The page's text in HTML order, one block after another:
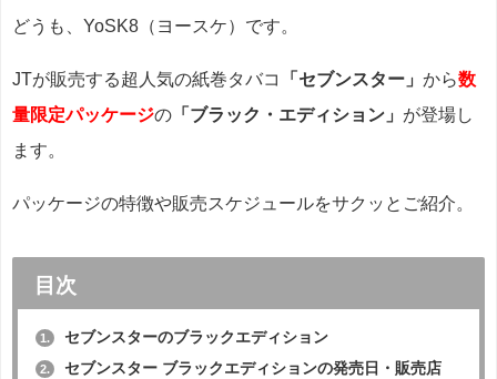
どうも、YoSK8（ヨースケ）です。
JTが販売する超人気の紙巻タバコ 「セブンスター」 から数
量限定パッケージの 「ブラック・エディション」 が登場し
ます。
パッケージの特徴や販売スケジュールをサクッとご紹介。
目次
1. セブンスターのブラックエディション
2. セブンスター ブラックエディションの発売日・販売店